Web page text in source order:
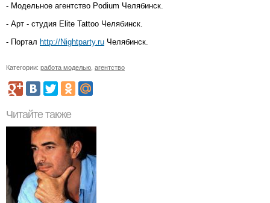
- Модельное агентство Podium Челябинск.
- Арт - студия Elite Tattoo Челябинск.
- Портал http://Nightparty.ru Челябинск.
Категории: работа моделью агентство
Читайте также